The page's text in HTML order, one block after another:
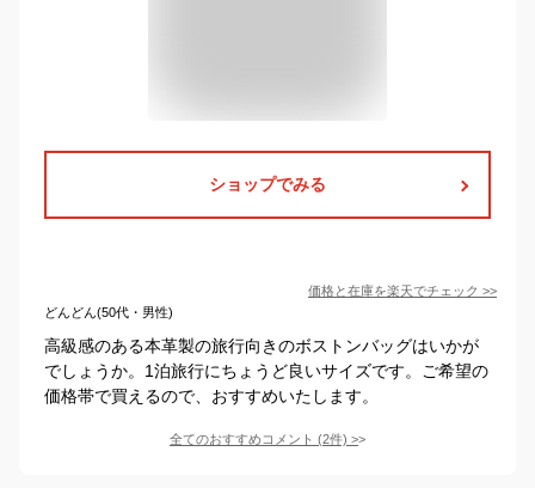
ショップでみる
価格と在庫を楽天でチェック >>
どんどん(50代・男性)
高級感のある本革製の旅行向きのボストンバッグはいかが
でしょうか。1泊旅行にちょうど良いサイズです。ご希望の
価格帯で買えるので、おすすめいたします。
全てのおすすめコメント (2件) >